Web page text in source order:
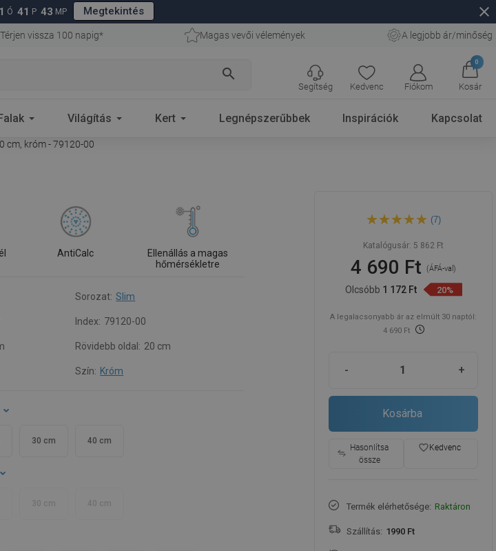
Ó 41 P 42 MP Megtekintés close
Térjen vissza 100 napig* Magas vevői vélemények A legjobb ár/minőség
search
Kedvenc Fiókom
0
Kosár
Segítség
Világítás Kert Legnépszerűbbek Inspirációk Kapcsolat
cm, króm - 79120-00
AntiCalc
Ellenállás a magas
hőmérsékletre
Sorozat: Slim
Index: 79120-00
Rövidebb oldal: 20 cm
Szín: Króm
30 cm 40 cm
30 cm 40 cm
Mexen Slim zuhanyfej 20 x 20
cm, króm - 79120-00
(7)
Katalógusár: 5 862 Ft
4 690 Ft(ÁFÁ-val)
Olcsóbb 1 172 Ft 20%
A legalacsonyabb ár az elmúlt 30 naptól:
4 690 Ft
- +
Kosárba
Hasonlítsa
össze
favorite_borderKedvenc
Termék elérhetősége: Raktáron
Szállítás: 1990 Ft